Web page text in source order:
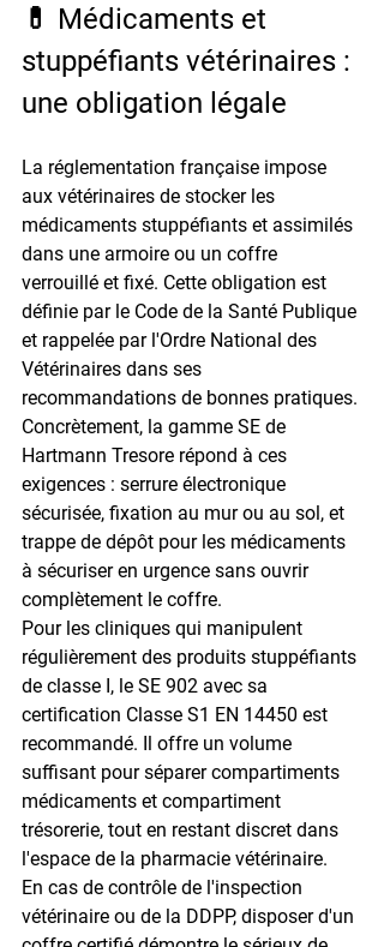
💊 Médicaments et
stuppéfiants vétérinaires :
une obligation légale
La réglementation française impose
aux vétérinaires de stocker les
médicaments stuppéfiants et assimilés
dans une armoire ou un coffre
verrouillé et fixé. Cette obligation est
définie par le Code de la Santé Publique
et rappelée par l'Ordre National des
Vétérinaires dans ses
recommandations de bonnes pratiques.
Concrètement, la gamme SE de
Hartmann Tresore répond à ces
exigences : serrure électronique
sécurisée, fixation au mur ou au sol, et
trappe de dépôt pour les médicaments
à sécuriser en urgence sans ouvrir
complètement le coffre.
Pour les cliniques qui manipulent
régulièrement des produits stuppéfiants
de classe I, le SE 902 avec sa
certification Classe S1 EN 14450 est
recommandé. Il offre un volume
suffisant pour séparer compartiments
médicaments et compartiment
trésorerie, tout en restant discret dans
l'espace de la pharmacie vétérinaire.
En cas de contrôle de l'inspection
vétérinaire ou de la DDPP, disposer d'un